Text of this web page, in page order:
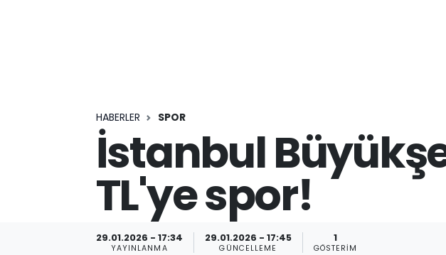
HABERLER SPOR
İstanbul
TL'ye spor!
29.01.2026 - 17:34
YAYINLANMA
29.01.2026 - 17:45
GÜNCELLEME
1
GÖSTERIM